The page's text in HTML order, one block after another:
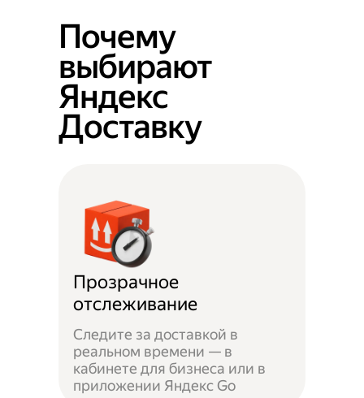
Почему
выбирают
Яндекс
Доставку
Прозрачное
отслеживание
Следите за доставкой в
реальном времени — в
кабинете для бизнеса или в
приложении Яндекс Go